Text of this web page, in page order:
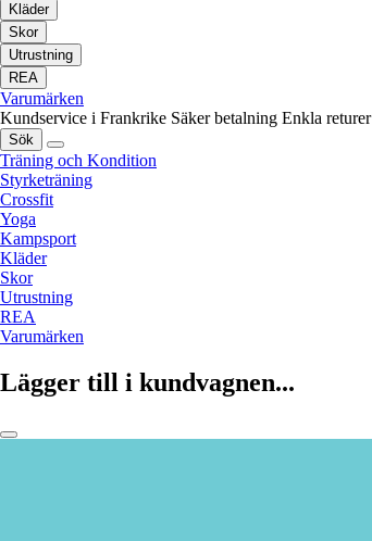
Kläder
Skor
Utrustning
REA
Varumärken
Kundservice i Frankrike Säker betalning Enkla returer
Sök
Träning och Kondition
Styrketräning
Crossfit
Yoga
Kampsport
Kläder
Skor
Utrustning
REA
Varumärken
Lägger till i kundvagnen...